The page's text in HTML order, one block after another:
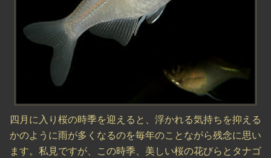
四月に入り桜の時季を迎えると、浮かれる気持ちを抑える
かのように雨が多くなるのを毎年のことながら残念に思い
ます。私見ですが、この時季、美しい桜の花びらとタナゴ